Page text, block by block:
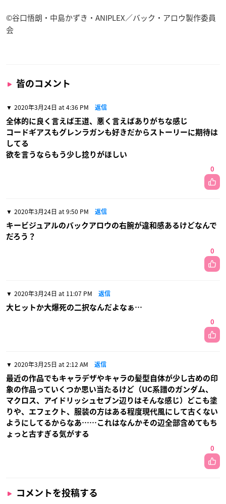
©谷口悟朗・中島かずき・ANIPLEX／バック・アロウ製作委員
会
皆のコメント
2020年3月24日 at 4:36 PM 返信
全体的に良く言えば王道、悪く言えばありがちな感じ
コードギアスもグレンラガンも好きだからストーリーに期待は
してる
欲を言うならもう少し捻りがほしい
0
2020年3月24日 at 9:50 PM 返信
キービジュアルのバックアロウの右腕が違和感あるけどなんで
だろう？
0
2020年3月24日 at 11:07 PM 返信
大ヒットか大爆死の二択なんだよなぁ…
0
2020年3月25日 at 2:12 AM 返信
最近の作品でもキャラデザやキャラの髪型自体が少し古めの印
象の作品っていくつか思い当たるけど（UC系譜のガンダム、
マクロス、アイドリッシュセブン辺りはそんな感じ）どこも塗
りや、エフェクト、服装の方はある程度現代風にして古くない
ようにしてるからなあ……これはなんかその辺全部含めてもち
ょっと古すぎる気がする
0
コメントを投稿する